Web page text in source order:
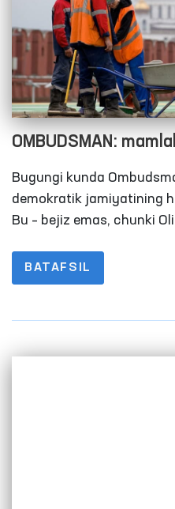
OMBUDSMAN:
huquqlari xorijda
qilinishi lozim
Bugungi kunda
demokratik jamiyatining
Bu – bejiz emas, chunki
taraqqiyotiga bevosita
vazifalari bor, ularni
BATAFSIL